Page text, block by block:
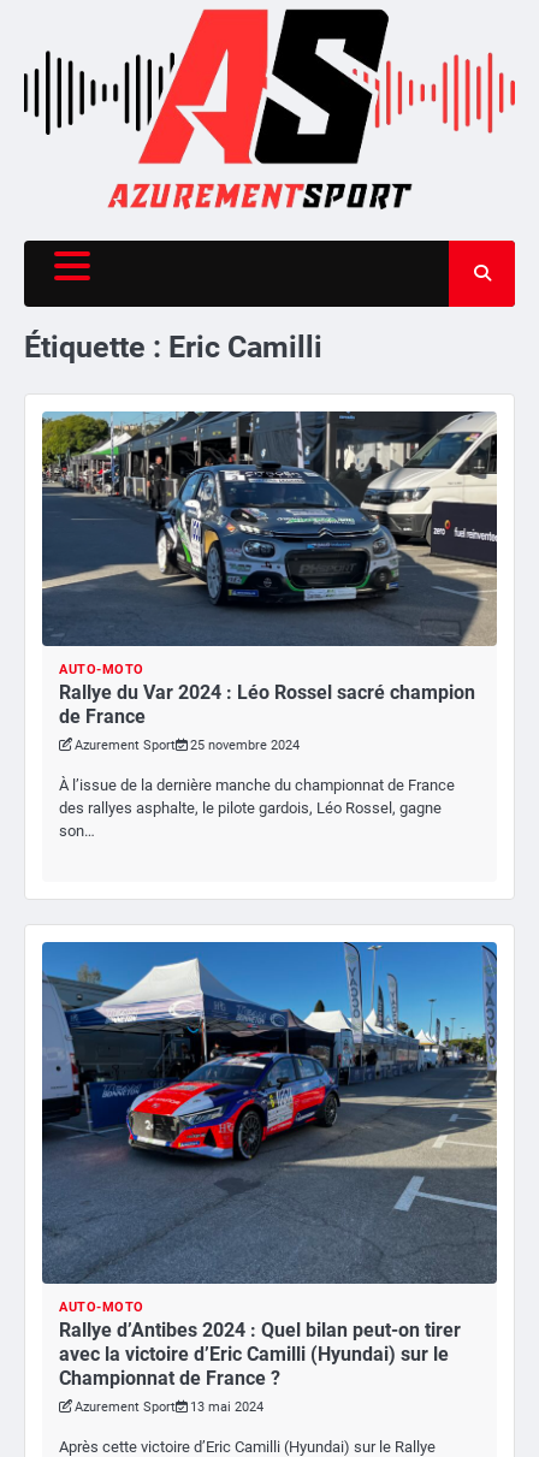
content
Étiquette : Eric Camilli
AUTO-MOTO
Rallye du Var 2024 : Léo Rossel sacré champion
de France
Azurement Sport 25 novembre 2024
À l’issue de la dernière manche du championnat de France
des rallyes asphalte, le pilote gardois, Léo Rossel, gagne
son…
AUTO-MOTO
Rallye d’Antibes 2024 : Quel bilan peut-on tirer
avec la victoire d’Eric Camilli (Hyundai) sur le
Championnat de France ?
Azurement Sport 13 mai 2024
Après cette victoire d’Eric Camilli (Hyundai) sur le Rallye